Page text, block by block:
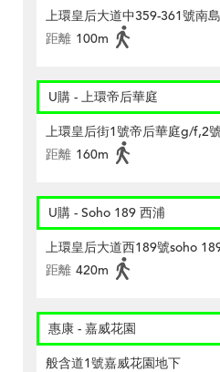
上環皇后大道中359-361號南
距離 100m
U購 - 上環帝后華庭
上環皇后街1號帝后華庭g/f,2
距離 160m
U購 - Soho 189 西浦
上環皇后大道西189號soho
距離 420m
惠康 - 嘉威花園
般含道1號嘉威花園地下